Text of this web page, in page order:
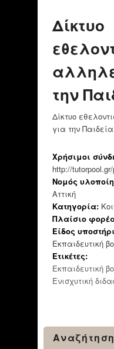
Δίκτυο
την
Δίκτυο
για την Παιδεία
Χρήσιμοι
http://
Νομός
Αττική
Κατηγορία:
Πλαίσιο
Είδος
Εκπαιδευτική
Ετικέτες:
Εκπαιδευτική
Ενισχυτική